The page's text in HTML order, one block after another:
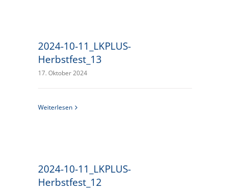
2024-10-11_LKPLUS-
Herbstfest_13
17. Oktober 2024
Weiterlesen
2024-10-11_LKPLUS-
Herbstfest_12